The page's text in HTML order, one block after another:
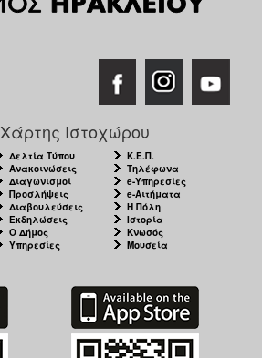
Χάρτης Ιστοχώρου
Δελτία Τύπου
Ανακοινώσεις
Διαγωνισμοί
Προσλήψεις
Διαβουλεύσεις
Εκδηλώσεις
Ο Δήμος
Υπηρεσίες
Κ.Ε.Π.
Τηλέφωνα
e-Υπηρεσίες
e-Αιτήματα
Η Πόλη
Ιστορία
Κνωσός
Μουσεία